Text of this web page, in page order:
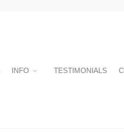
INFO TESTIMONIALS